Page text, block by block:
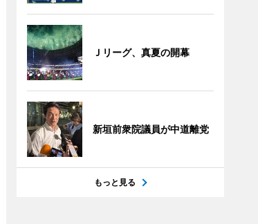
Ｊリーグ、真夏の開幕
新垣前衆院議員が中道離党
もっと見る